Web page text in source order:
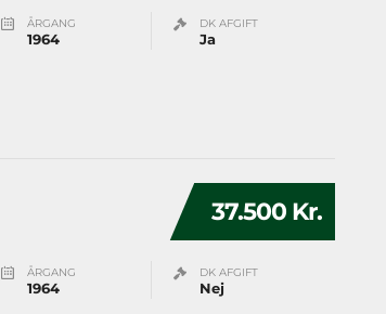
ÅRGANG
1964
DK AFGIFT
Ja
37.500 Kr.
ÅRGANG
1964
DK AFGIFT
Nej